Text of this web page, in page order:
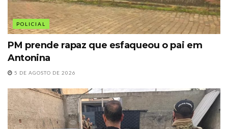
POLICIAL
PM prende rapaz que esfaqueou o pai em
Antonina
5 DE AGOSTO DE 2026